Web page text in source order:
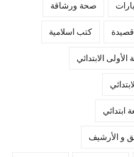
صحة ورشاقة
قصيدة كتب اسلامية
الابتدائي
ابتدائي
و الأرشيف